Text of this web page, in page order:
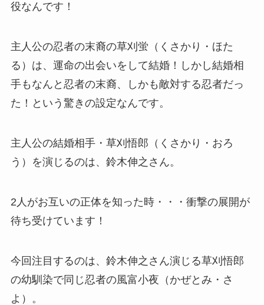
役なんです！
主人公の忍者の末裔の草刈蛍（くさかり・ほた
る）は、運命の出会いをして結婚！しかし結婚相
手もなんと忍者の末裔、しかも敵対する忍者だっ
た！という驚きの設定なんです。
主人公の結婚相手・ 草刈悟郎（くさかり・おろ
う）
を演じるのは、 鈴木伸之さん。
2人がお互いの正体を知った時・・・衝撃の展開が
待ち受けています！
今回注目するのは、 鈴木伸之さん演じる草刈悟郎
の幼馴染で同じ忍者の風富小夜（かぜとみ・さ
よ）。